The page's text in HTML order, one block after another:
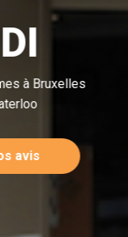
à Bruxelles
avis